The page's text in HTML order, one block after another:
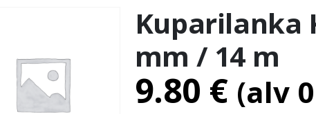
Kuparilanka
mm / 14 m
9.80 € (alv